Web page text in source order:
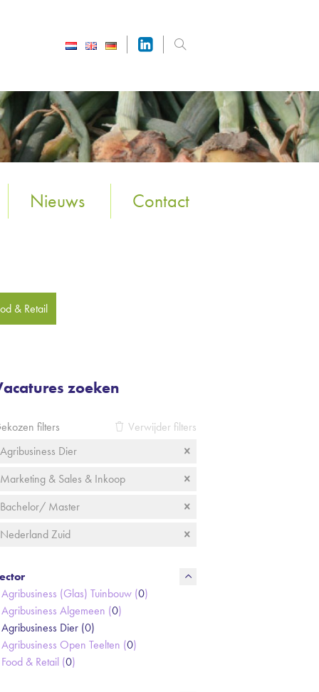
Nieuws Contact
& Retail
zoeken
filters
Verwijder filters
Agribusiness Dier
Marketing & Sales & Inkoop
Bachelor/ Master
Nederland Zuid
Agribusiness (Glas) Tuinbouw (0)
Agribusiness Algemeen (0)
Agribusiness Dier (0)
Agribusiness Open Teelten (0)
Food & Retail (0)